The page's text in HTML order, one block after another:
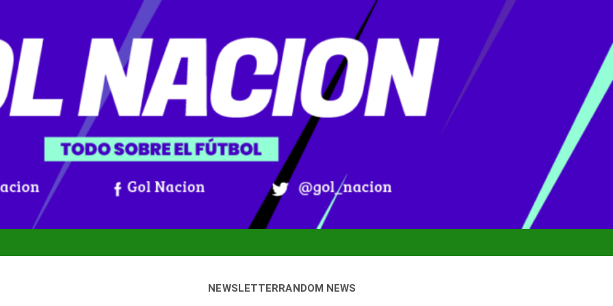
NEWSLETTERRANDOM NEWS